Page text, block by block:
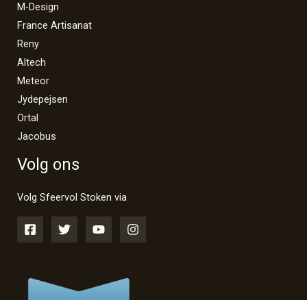
M-Design
France Artisanat
Reny
Altech
Meteor
Jydepejsen
Ortal
Jacobus
Volg ons
Volg Sfeervol Stoken via